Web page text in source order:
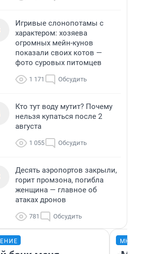
Игривые слонопотамы с
характером: хозяева
огромных мейн-кунов
показали своих котов —
фото суровых питомцев
1 171 Обсудить
Кто тут воду мутит? Почему
нельзя купаться после 2
августа
1 055 Обсудить
Десять аэропортов закрыли,
горит промзона, погибла
женщина — главное об
атаках дронов
781 Обсудить